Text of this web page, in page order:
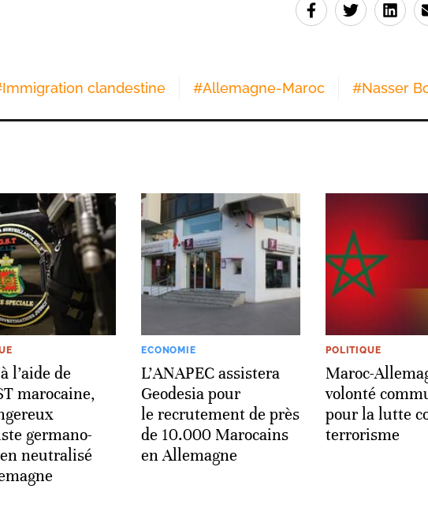
Immigration clandestine #Allemagne-Maroc #Nasser
l’aide de
marocaine,
germano-
neutralisé
ECONOMIE
L’ANAPEC assistera
Geodesia pour
le recrutement de près
de 10.000 Marocains
en Allemagne
POLITIQUE
Maroc-
volonté
pour la lutte
terrorisme